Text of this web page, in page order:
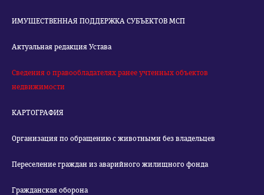
ИМУЩЕСТВЕННАЯ ПОДДЕРЖКА СУБЪЕКТОВ МСП
Актуальная редакция Устава
Сведения о правообладателях ранее учтенных объектов
недвижимости
КАРТОГРАФИЯ
Организация по обращению с животными без владельцев
Переселение граждан из аварийного жилищного фонда
Гражданская оборона